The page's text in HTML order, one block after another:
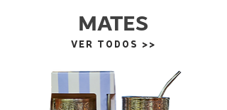
MATES
VER TODOS >>